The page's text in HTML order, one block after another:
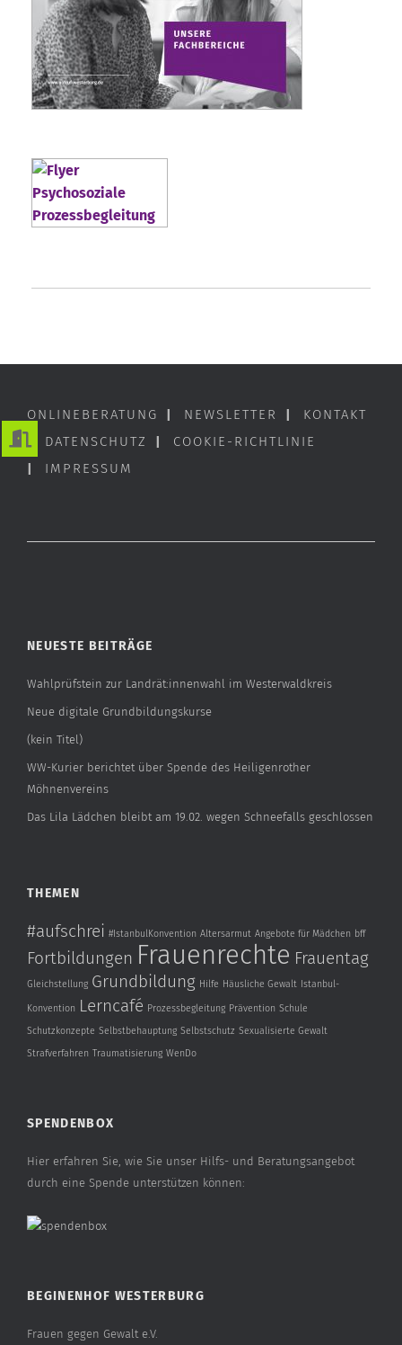
ONLINEBERATUNG | NEWSLETTER | KONTAKT
| DATENSCHUTZ | COOKIE-RICHTLINIE
| IMPRESSUM
NEUESTE BEITRÄGE
Wahlprüfstein zur Landrät:innenwahl im Westerwaldkreis
Neue digitale Grundbildungskurse
(kein Titel)
WW-Kurier berichtet über Spende des Heiligenrother
Möhnenvereins
Das Lila Lädchen bleibt am 19.02. wegen Schneefalls geschlossen
THEMEN
#aufschrei #IstanbulKonvention Altersarmut Angebote für Mädchen bff
Fortbildungen Frauenrechte Frauentag
Gleichstellung Grundbildung Hilfe Häusliche Gewalt Istanbul-
Konvention Lerncafé Prozessbegleitung Prävention Schule
Schutzkonzepte Selbstbehauptung Selbstschutz Sexualisierte Gewalt
Strafverfahren Traumatisierung WenDo
SPENDENBOX
Hier erfahren Sie, wie Sie unser Hilfs- und Beratungsangebot
durch eine Spende unterstützen können:
BEGINENHOF WESTERBURG
Frauen gegen Gewalt e.V.